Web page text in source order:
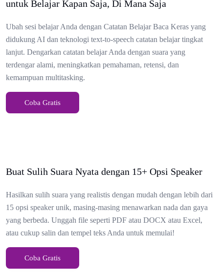
untuk Belajar Kapan Saja, Di Mana Saja
Ubah sesi belajar Anda dengan Catatan Belajar Baca Keras yang
didukung AI dan teknologi text-to-speech catatan belajar tingkat
lanjut. Dengarkan catatan belajar Anda dengan suara yang
terdengar alami, meningkatkan pemahaman, retensi, dan
kemampuan multitasking.
Coba Gratis
Buat Sulih Suara Nyata dengan 15+ Opsi Speaker
Hasilkan sulih suara yang realistis dengan mudah dengan lebih dari
15 opsi speaker unik, masing-masing menawarkan nada dan gaya
yang berbeda. Unggah file seperti PDF atau DOCX atau Excel,
atau cukup salin dan tempel teks Anda untuk memulai!
Coba Gratis